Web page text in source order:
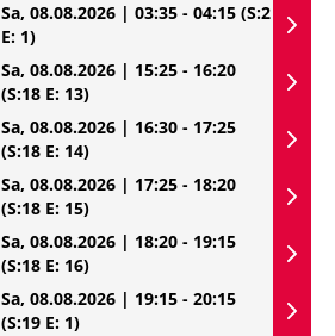
Sa, 08.08.2026 | 03:35 - 04:15 (S:2
E: 1)
Sa, 08.08.2026 | 15:25 - 16:20
(S:18 E: 13)
Sa, 08.08.2026 | 16:30 - 17:25
(S:18 E: 14)
Sa, 08.08.2026 | 17:25 - 18:20
(S:18 E: 15)
Sa, 08.08.2026 | 18:20 - 19:15
(S:18 E: 16)
Sa, 08.08.2026 | 19:15 - 20:15
(S:19 E: 1)